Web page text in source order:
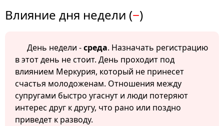
Влияние дня недели (−)
День недели -среда. Назначать регистрацию
в этот день не стоит. День проходит под
влиянием Меркурия, который не принесет
счастья молодоженам. Отношения между
супругами быстро угаснут и люди потеряют
интерес друг к другу, что рано или поздно
приведет к разводу.